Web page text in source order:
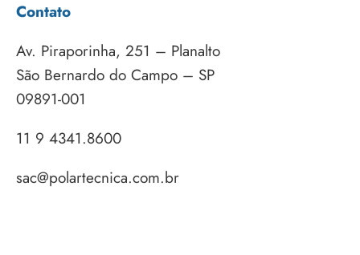
Contato
Av. Piraporinha, 251 – Planalto
São Bernardo do Campo – SP
09891-001
11 9 4341.8600
sac@polartecnica.com.br